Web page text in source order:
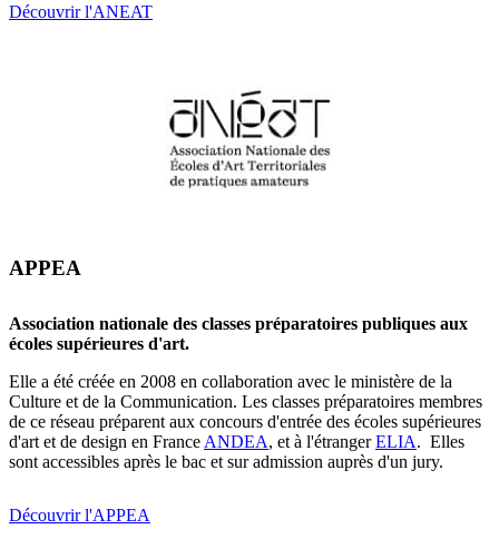
Découvrir l'ANEAT
APPEA
Association nationale des classes préparatoires publiques aux
écoles supérieures d'art.
Elle a été créée en 2008 en collaboration avec le ministère de la
Culture et de la Communication. Les classes préparatoires membres
de ce réseau préparent aux concours d'entrée des écoles supérieures
d'art et de design en France ANDEA, et à l'étrangerELIA. Elles
sont accessibles après le bac et sur admission auprès d'un jury.
Découvrir l'APPEA